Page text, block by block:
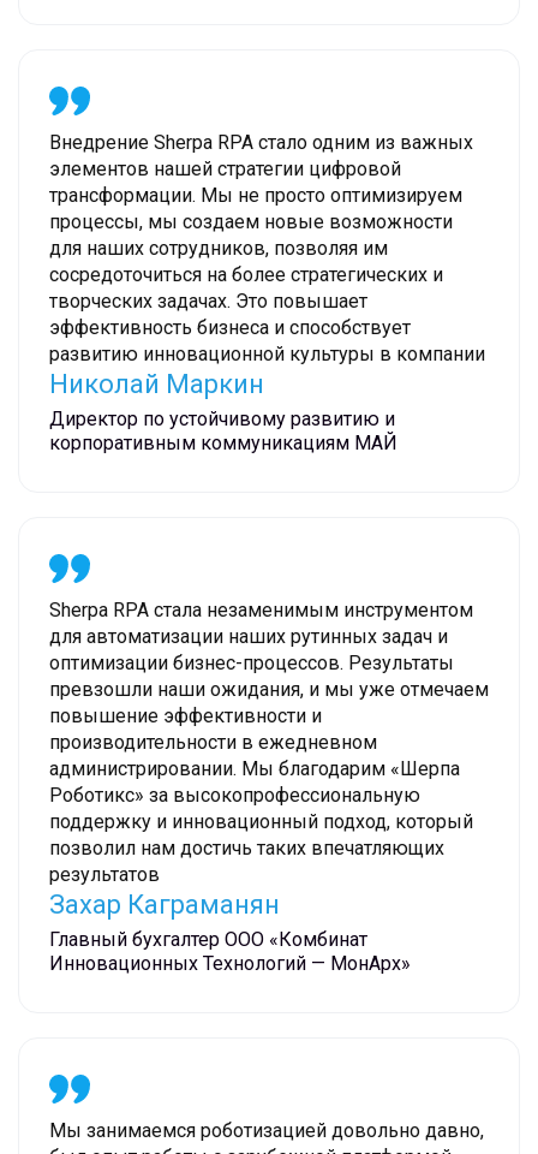
Внедрение Sherpa RPA стало одним из важных
элементов нашей стратегии цифровой
трансформации. Мы не просто оптимизируем
процессы, мы создаем новые возможности
для наших сотрудников, позволяя им
сосредоточиться на более стратегических и
творческих задачах. Это повышает
эффективность бизнеса и способствует
развитию инновационной культуры в компании
Николай Маркин
Директор по устойчивому развитию и
корпоративным коммуникациям МАЙ
Sherpa RPA стала незаменимым инструментом
для автоматизации наших рутинных задач и
оптимизации бизнес-процессов. Результаты
превзошли наши ожидания, и мы уже отмечаем
повышение эффективности и
производительности в ежедневном
администрировании. Мы благодарим «Шерпа
Роботикс»‎ за высокопрофессиональную
поддержку и инновационный подход, который
позволил нам достичь таких впечатляющих
результатов
Захар Каграманян
Главный бухгалтер ООО «Комбинат
Инновационных Технологий — МонАрх»
Мы занимаемся роботизацией довольно давно,